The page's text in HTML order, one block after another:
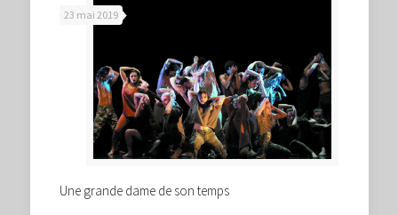
23 mai 2019
Une grande dame de son temps